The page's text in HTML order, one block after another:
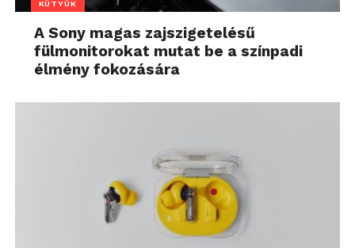
KÜTYÜK
A Sony magas zajszigetelésű
fülmonitorokat mutat be a színpadi
élmény fokozására